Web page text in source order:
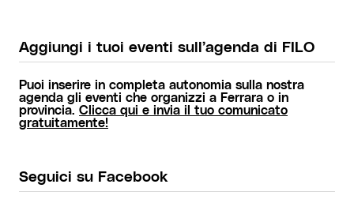
Aggiungi i tuoi eventi sull’agenda di FILO
Puoi inserire in completa autonomia sulla nostra
agenda gli eventi che organizzi a Ferrara o in
provincia. Clicca qui e invia il tuo comunicato
gratuitamente!
Seguici su Facebook